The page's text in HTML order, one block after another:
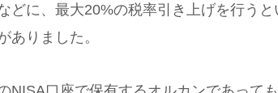
どに、最大20%の税率引き上げを行う
ありました。